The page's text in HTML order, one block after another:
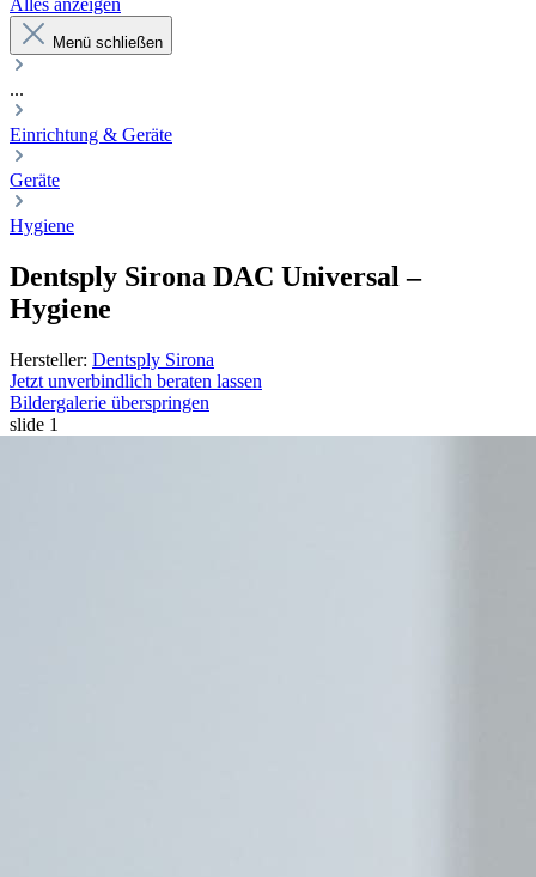
Alles anzeigen
Menü schließen
...
Einrichtung & Geräte
Geräte
Hygiene
Dentsply Sirona DAC Universal –
Hygiene
Hersteller: Dentsply Sirona
Jetzt unverbindlich beraten lassen
Bildergalerie überspringen
slide 1